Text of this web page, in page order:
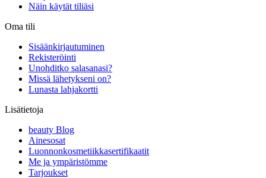
Näin käytät tiliäsi
Oma tili
Sisäänkirjautuminen
Rekisteröinti
Unohditko salasanasi?
Missä lähetykseni on?
Lunasta lahjakortti
Lisätietoja
beauty Blog
Ainesosat
Luonnonkosmetiikkasertifikaatit
Me ja ympäristömme
Tarjoukset